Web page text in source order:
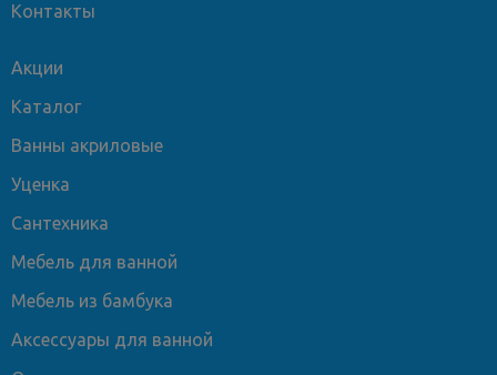
Контакты
Акции
Каталог
Ванны акриловые
Уценка
Сантехника
Мебель для ванной
Мебель из бамбука
Аксессуары для ванной